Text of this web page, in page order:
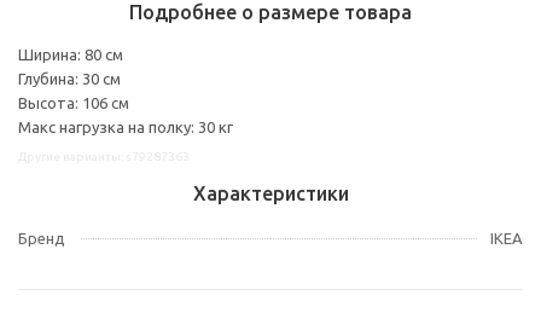
Подробнее о размере товара
Ширина: 80 см
Глубина: 30 см
Высота: 106 см
Макс нагрузка на полку: 30 кг
Характеристики
Бренд IKEA